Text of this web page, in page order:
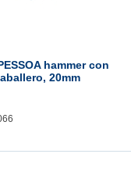
hammer con
20mm